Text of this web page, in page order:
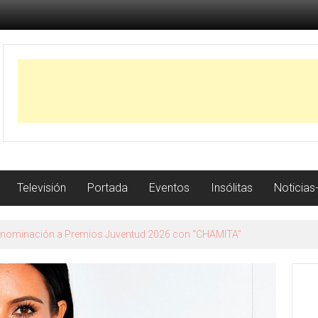
Televisión Portada Eventos Insólitas
su nuevo trabajo con la gira Me voy a permitir